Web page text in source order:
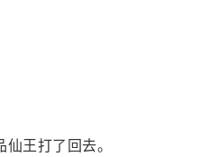
王打了回去。